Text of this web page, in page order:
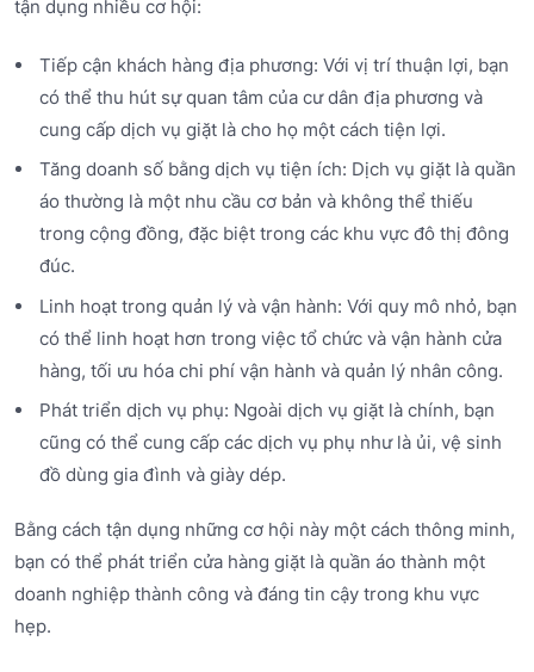
tận dụng nhiều cơ hội:
Tiếp cận khách hàng địa phương: Với vị trí thuận lợi, bạn
có thể thu hút sự quan tâm của cư dân địa phương và
cung cấp dịch vụ giặt là cho họ một cách tiện lợi.
Tăng doanh số bằng dịch vụ tiện ích: Dịch vụ giặt là quần
áo thường là một nhu cầu cơ bản và không thể thiếu
trong cộng đồng, đặc biệt trong các khu vực đô thị đông
đúc.
Linh hoạt trong quản lý và vận hành: Với quy mô nhỏ, bạn
có thể linh hoạt hơn trong việc tổ chức và vận hành cửa
hàng, tối ưu hóa chi phí vận hành và quản lý nhân công.
Phát triển dịch vụ phụ: Ngoài dịch vụ giặt là chính, bạn
cũng có thể cung cấp các dịch vụ phụ như là ủi, vệ sinh
đồ dùng gia đình và giày dép.
Bằng cách tận dụng những cơ hội này một cách thông minh,
bạn có thể phát triển cửa hàng giặt là quần áo thành một
doanh nghiệp thành công và đáng tin cậy trong khu vực
hẹp.